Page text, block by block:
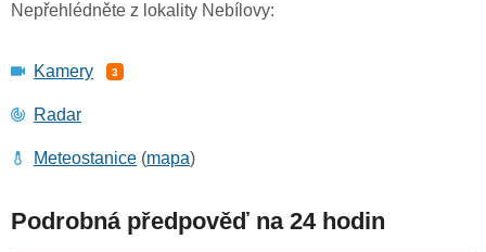
Nepřehlédněte z lokality Nebílovy:
Kamery 3
Radar
Meteostanice (mapa)
Podrobná předpověď na 24 hodin